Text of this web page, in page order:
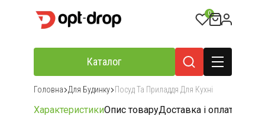
0
Каталог
Головна Для Будинку Посуд Та Приладдя Для Кухні
ХарактеристикиОпис товаруДоставка і оплата